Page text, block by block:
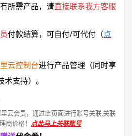
所需产品，请直接联系我方客服
付款结算，可自付/可代付（点
云控制台进行产品管理（同时享
术支持）。
云会员，通过此页面进行账号关联,关联
商价格！ 点此马上关联账号